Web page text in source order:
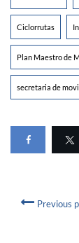
Ciclorrutas
Plan Maestro de
secretaria de
Previous